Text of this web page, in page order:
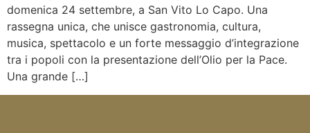
domenica 24 settembre, a San Vito Lo Capo. Una
rassegna unica, che unisce gastronomia, cultura,
musica, spettacolo e un forte messaggio d’integrazione
tra i popoli con la presentazione dell’Olio per la Pace.
Una grande […]